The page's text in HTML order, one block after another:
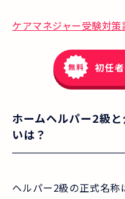
ケアマネジャー受験対
初任
ホームヘルパー2級
いは？
ヘルパー2級の正式名